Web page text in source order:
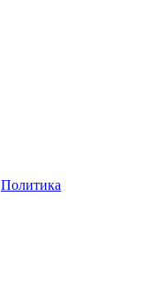
Политика